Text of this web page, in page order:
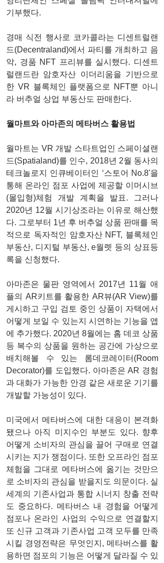
기부했다.
경매 식전 행사로 코카콜라는 디센트럴랜
드(Decentraland)에서 파티를 개최하고 음
악, 경품 NFT 프리뷰를 실시했다. 디센트
럴랜드란 암호자산 이더리움을 기반으로
한 VR 블록체인 플랫폼으로 NFT뿐 아니
라 버추얼 상업 부동산도 판매한다.
월마트와 아마존의 메타버스 활용법
월마트는 VR 개발 스타트업인 스페이셜랜
드(Spatialand)를 인수, 2018년 2월 동사의
테크놀로지 인큐베이터인 ‘스토어 No.8'을
통해 온라인 점포 사업에 제공할 이머시브
(몰입형)체험 개발 계획을 발표. 그러나
2020년 12월 시기상조라는 이유로 해산했
다. 그로부터 1년 후 버추얼 상품 판매를 목
적으로 독자적인 암호자산 NFT, 블록체인
부동산, 디지털 부동산, e월렛 등의 상표등
록을 신청했다.
아마존은 물판 영역에서 2017년 11월 애
플의 AR키트를 활용한 AR뷰(AR View)를
게시하고 구입 검토 중인 상품이 자택에서
어떻게 보일 수 있는지 시연하는 기능을 앱
에 추가했다. 2020년 8월에는 홈 데코 상품
등 복수의 상품을 원하는 공간에 가상으로
배치해볼 수 있는 롬데코레이터(Room
Decorator)를 도입했다. 아마존은 AR 경험
과 대화가 가능한 안경 같은 새로운 기기를
개발할 가능성이 있다.
미국에서 메타버스에 대한 대응이 본격화
됐으나 아직 미지수인 부분도 있다. 향후
어떻게 소비자의 관심을 끌어 구매로 연결
시키는 지가 쟁점이다. 또한 오프라인 점포
체험을 그대로 메타버스에 옮기는 것만으
로 소비자의 관심을 받을지도 의문이다. 실
세계의 기존사업과 통합 시너지 창출 전략
도 중요하다. 메타버스 내 경험을 어떻게
점포나 온라인 사업의 수익으로 연결할지
또 신규 고객과 기존사업 고객 모두를 만족
시킬 경영전략은 무엇인지, 메타버스를 활
용하면 점포의 기능은 어떻게 달라질 수 있